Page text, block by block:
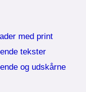
med print
tekster
og udskårne